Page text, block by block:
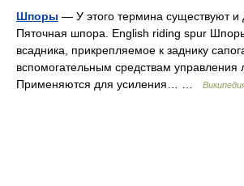
Шпоры — У этого термина существуют и
Пяточная шпора. English riding spur
всадника, прикрепляемое к заднику
вспомогательным средствам управления
Применяются для усиления… …